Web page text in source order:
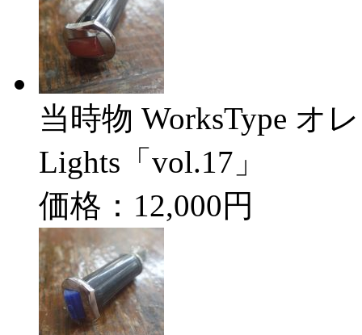
当時物 WorksType オ
Lights「vol.17」
価格：12,000円